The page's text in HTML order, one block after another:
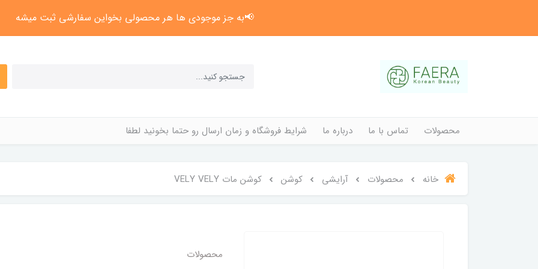
📢به جز موجودی ها هر محصولی بخواین سفارشی ثبت میشه
محصولات تماس با ما درباره ما شرایط فروشگاه و زمان ارسال رو حتما بخونید لطفا
خانه محصولات آرایشی کوشن کوشن مات VELY VELY
محصولات